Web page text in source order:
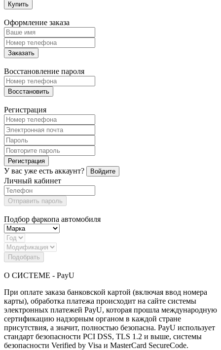
Купить
Оформление заказа
Заказать
Восстановление пароля
Восстановить
Регистрация
Регистрация
У вас уже есть аккаунт? Войдите
Личный кабинет
Отправить пароль
Подбор фаркопа автомобиля
Подобрать
О СИСТЕМЕ - PayU
При оплате заказа банковской картой (включая ввод номера
карты), обработка платежа происходит на сайте системы
электронных платежей PayU, которая прошла международную
сертификацию надзорным органом в каждой стране
присутствия, а значит, полностью безопасна. PayU использует
стандарт безопасности PCI DSS, TLS 1.2 и выше, системы
безопасности Verified by Visa и MasterCard SecureCode.